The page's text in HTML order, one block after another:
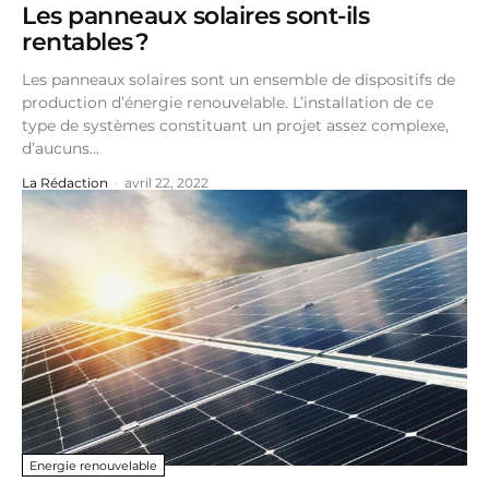
Les panneaux solaires sont-ils
rentables ?
Les panneaux solaires sont un ensemble de dispositifs de
production d’énergie renouvelable. L’installation de ce
type de systèmes constituant un projet assez complexe,
d’aucuns...
La Rédaction - avril 22, 2022
Energie renouvelable